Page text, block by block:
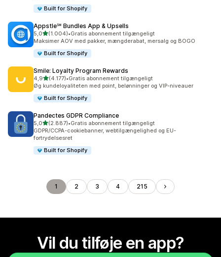
Built for Shopify
Appstle℠ Bundles App & Upsells
5,0ud af 5 stjerner
(1.004)
1004 anmeldelser i alt
•Gratis abonnement tilgængeligt
Maksimer AOV med pakker, mængderabat, mersalg og BOGO
Built for Shopify
Smile: Loyalty Program Rewards
4,9ud af 5 stjerner
(4.177)
4177 anmeldelser i alt
•Gratis abonnement tilgængeligt
Øg kundeloyaliteten med point, belønninger og VIP-niveauer
Built for Shopify
Pandectes GDPR Compliance
5,0ud af 5 stjerner
(2.887)
2887 anmeldelser i alt
•Gratis abonnement tilgængeligt
GDPR/CCPA-cookiebanner, webtilgængelighed og EU-
fortrydelsesret
Built for Shopify
1 2 3 4 215
Vil du tilføje en app?